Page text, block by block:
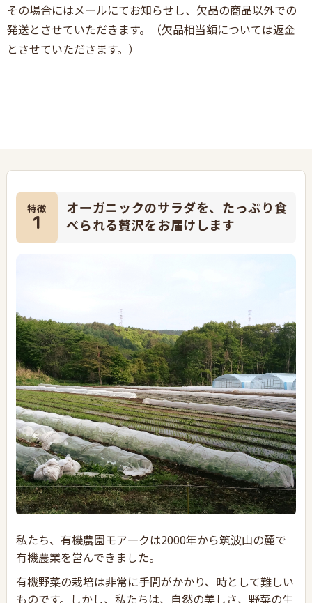
その場合にはメールにてお知らせし、欠品の商品以外での
発送とさせていただきます。（欠品相当額については返金
とさせていたださます。）
特徴
1
オーガニックのサラダを、たっぷり食
べられる贅沢をお届けします
私たち、有機農園モア―クは2000年から筑波山の麓で
有機農業を営んできました。
有機野菜の栽培は非常に手間がかかり、時として難しい
ものです。しかし、私たちは、自然の美しさ、野菜の生